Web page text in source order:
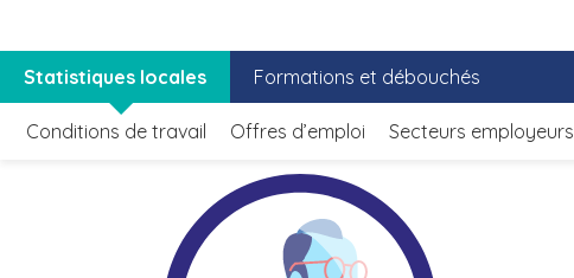
Statistiques locales Formations et débouchés
Conditions de travail Offres d’emploi Secteurs employeurs